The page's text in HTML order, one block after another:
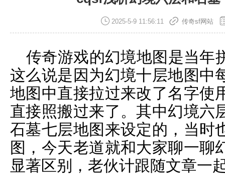
2025-5-9 11:56:11 传奇sf网站
传奇游戏的幻境地图是当年
这么说是因为幻境十层地图中
地图中直接拉过来改了名字使
直接照搬过来了。其中幻境六
石墓七层地图来设定的，当时
图，今天老道就和大家聊一聊
显著区别，老伙计跟随文章一